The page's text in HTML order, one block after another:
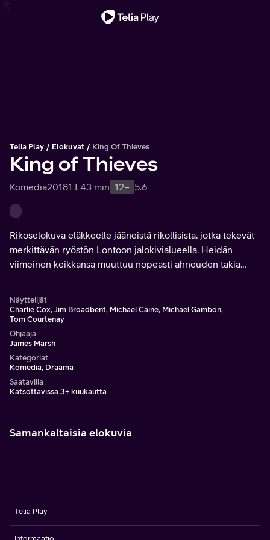
Telia Play Elokuvat King Of Thieves
King of Thieves
Komedia20181 t 43 min 12+ 5.6
Rikoselokuva eläkkeelle jääneistä rikollisista, jotka tekevät
merkittävän ryöstön Lontoon jalokivialueella. Heidän
viimeinen keikkansa muuttuu nopeasti ahneuden takia
Näyttelijät
Charlie Cox, Jim Broadbent, Michael Caine, Michael Gambon,
Tom Courtenay
Ohjaaja
James Marsh
Kategoriat
Komedia, Draama
Saatavilla
Katsottavissa 3+ kuukautta
Samankaltaisia elokuvia
Telia Play